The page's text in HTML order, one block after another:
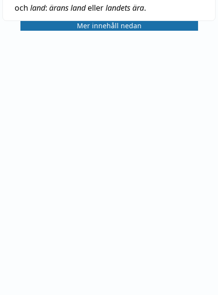
och land: ärans landellerlandets ära.
Mer innehåll nedan